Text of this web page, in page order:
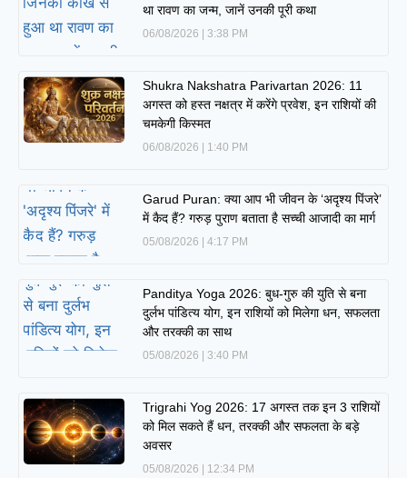
था रावण का जन्म, जानें उनकी पूरी कथा
06/08/2026 3:38 PM
Shukra Nakshatra Parivartan 2026: 11
अगस्त को हस्त नक्षत्र में करेंगे प्रवेश, इन राशियों की
चमकेगी किस्मत
06/08/2026 1:40 PM
Garud Puran: क्या आप भी जीवन के ‘अदृश्य पिंजरे’
में कैद हैं? गरुड़ पुराण बताता है सच्ची आजादी का मार्ग
05/08/2026 4:17 PM
Panditya Yoga 2026: बुध-गुरु की युति से बना
दुर्लभ पांडित्य योग, इन राशियों को मिलेगा धन, सफलता
और तरक्की का साथ
05/08/2026 3:40 PM
Trigrahi Yog 2026: 17 अगस्त तक इन 3 राशियों
को मिल सकते हैं धन, तरक्की और सफलता के बड़े
अवसर
05/08/2026 12:34 PM